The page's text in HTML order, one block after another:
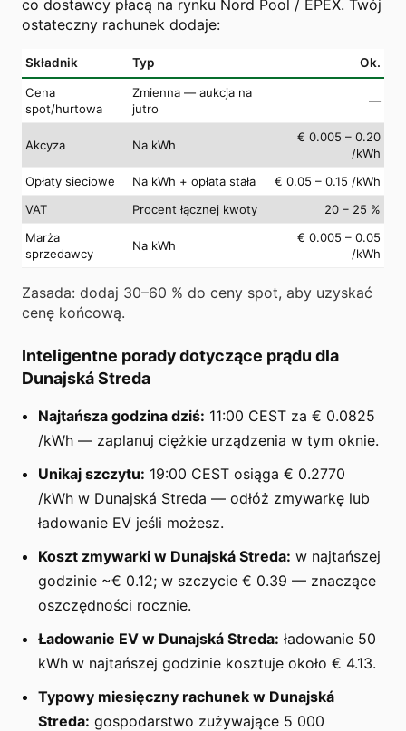
co dostawcy płacą na rynku Nord Pool / EPEX. Twój
ostateczny rachunek dodaje:
Składnik Typ Ok.
Cena
spot/hurtowa
Zmienna — aukcja na
jutro
—
Akcyza Na kWh
€ 0.005 – 0.20
/kWh
Opłaty sieciowe
Na kWh + opłata stała
€ 0.05 – 0.15 /kWh
VAT
Procent łącznej kwoty
20 – 25 %
Marża
sprzedawcy
Na kWh
€ 0.005 – 0.05
/kWh
Zasada: dodaj 30–60 % do ceny spot, aby uzyskać
cenę końcową.
Inteligentne porady dotyczące prądu dla
Dunajská Streda
Najtańsza godzina dziś: 11:00 CEST za € 0.0825
/kWh — zaplanuj ciężkie urządzenia w tym oknie.
Unikaj szczytu: 19:00 CEST osiąga € 0.2770
/kWh w Dunajská Streda — odłóż zmywarkę lub
ładowanie EV jeśli możesz.
Koszt zmywarki w Dunajská Streda: w najtańszej
godzinie ~€ 0.12; w szczycie € 0.39 — znaczące
oszczędności rocznie.
Ładowanie EV w Dunajská Streda: ładowanie 50
kWh w najtańszej godzinie kosztuje około € 4.13.
Typowy miesięczny rachunek w Dunajská
Streda: gospodarstwo zużywające 5 000